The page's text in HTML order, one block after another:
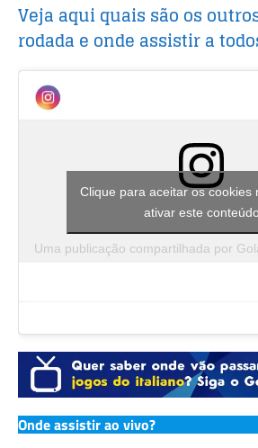
Veja aqui quais são os
rodada e onde assistir a
Uma publicação compartilhada por
Clique para aceitar os cookies
ativar este conteúdo
Onde assistir ao vivo?